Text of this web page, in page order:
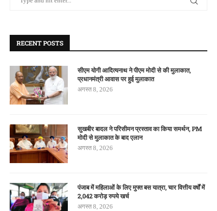
RECENT POSTS
सीएम योगी आदित्यनाथ ने पीएम मोदी से की मुलाकात,
प्रधानमंत्री आवास पर हुई मुलाकात
अगस्त 8, 2026
सुखबीर बादल ने परिसीमन प्रस्ताव का किया समर्थन, PM
मोदी से मुलाकात के बाद एलान
अगस्त 8, 2026
पंजाब में महिलाओं के लिए मुफ्त बस यात्रा, चार वित्तीय वर्षों में
2,042 करोड़ रुपये खर्च
अगस्त 8, 2026